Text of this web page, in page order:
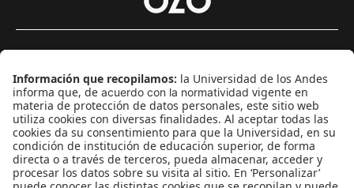
Género
Política
Cultura
Medio ambiente
Medios y periodismo